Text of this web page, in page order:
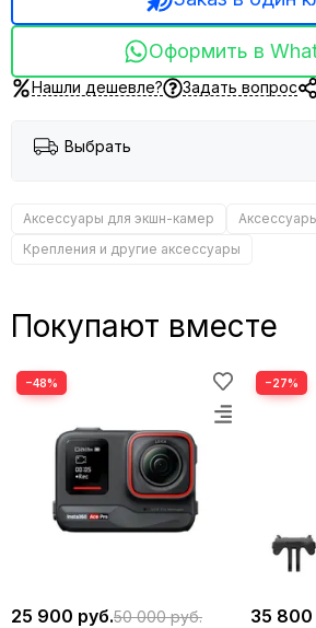
Оформить в
Нашли дешевле? Задать вопрос
Выбрать
Аксессуары для экшн-камер
Крепления и другие аксессуары
Покупают вместе
−48%
25 900 руб.50 000 руб.
−27%
35 800